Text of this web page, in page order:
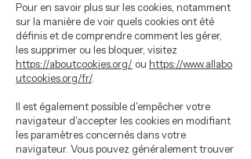
Pour en savoir plus sur les cookies, notamment
sur la manière de voir quels cookies ont été
définis et de comprendre comment les gérer,
les supprimer ou les bloquer, visitez
https://aboutcookies.org/ ou https://www.allabo
utcookies.org/fr/.
Il est également possible d'empêcher votre
navigateur d'accepter les cookies en modifiant
les paramètres concernés dans votre
navigateur. Vous pouvez généralement trouver